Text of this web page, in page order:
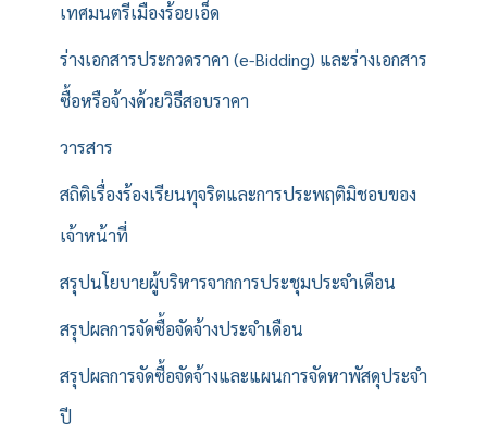
เทศมนตรีเมืองร้อยเอ็ด
ร่างเอกสารประกวดราคา (e-Bidding) และร่างเอกสาร
ซื้อหรือจ้างด้วยวิธีสอบราคา
วารสาร
สถิติเรื่องร้องเรียนทุจริตและการประพฤติมิชอบของ
เจ้าหน้าที่
สรุปนโยบายผู้บริหารจากการประชุมประจำเดือน
สรุปผลการจัดซื้อจัดจ้างประจำเดือน
สรุปผลการจัดซื้อจัดจ้างและแผนการจัดหาพัสดุประจำ
ปี